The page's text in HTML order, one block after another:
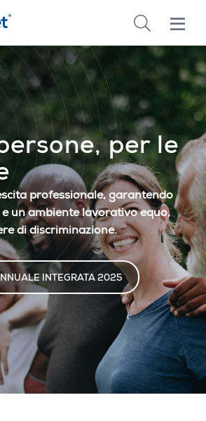
per le
professionale, garantendo
un ambiente lavorativo equo,
di discriminazione.
INTEGRATA 2025